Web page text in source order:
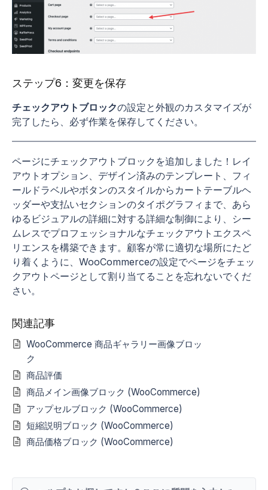
ステップ6：変更を保存
チェックアウトブロックの設定と外観のカスタマイズが
完了したら、必ず作業を保存してください。
ページにチェックアウトブロックを追加しました！レイ
アウトオプション、デザイン済みのテンプレート、フィ
ールドラベルやボタンのスタイルからカートテーブルヘ
ッダーや支払いセクションのタイポグラフィまで、あら
ゆるビジュアルの詳細に対する詳細な制御により、シー
ムレスでプロフェッショナルなチェックアウトエクスペ
リエンスを構築できます。顧客が常に適切な場所にたど
り着くように、WooCommerceの設定でページをチェッ
クアウトページとして割り当てることを忘れないでくだ
さい。
関連記事
WooCommerce 商品ギャラリー画像ブロッ
ク
商品評価
商品メイン画像ブロック (WooCommerce)
アップセルブロック (WooCommerce)
短縮説明ブロック (WooCommerce)
商品価格ブロック (WooCommerce)